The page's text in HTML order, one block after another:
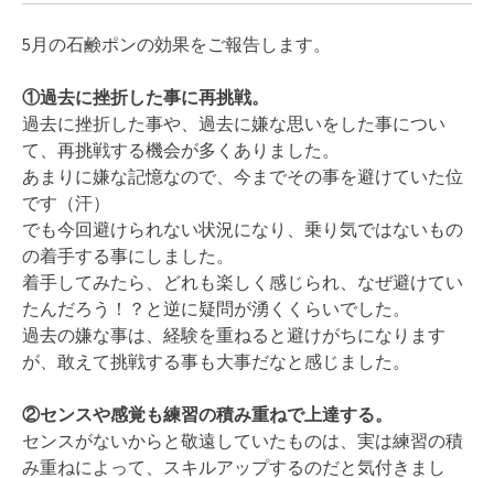
5月の石鹸ポンの効果をご報告します。
①過去に挫折した事に再挑戦。
過去に挫折した事や、過去に嫌な思いをした事につい
て、再挑戦する機会が多くありました。
あまりに嫌な記憶なので、今までその事を避けていた位
です（汗）
でも今回避けられない状況になり、乗り気ではないもの
の着手する事にしました。
着手してみたら、どれも楽しく感じられ、なぜ避けてい
たんだろう！？と逆に疑問が湧くくらいでした。
過去の嫌な事は、経験を重ねると避けがちになります
が、敢えて挑戦する事も大事だなと感じました。
②センスや感覚も練習の積み重ねで上達する。
センスがないからと敬遠していたものは、実は練習の積
み重ねによって、スキルアップするのだと気付きまし